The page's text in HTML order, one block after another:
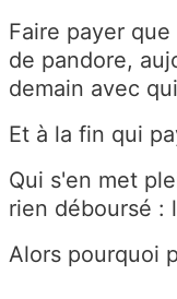
Faire payer
de pandore,
demain avec
Et à la fin qui
Qui s'en met
rien déboursé :
Alors pourquoi